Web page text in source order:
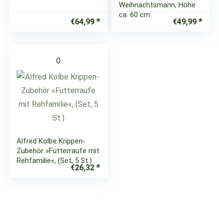
€64,99
Weihnachtsmann, Höhe
ca. 60 cm
€49,99
0
Alfred Kolbe Krippen-
Zubehör »Futterraufe mit
Rehfamilie«, (Set, 5 St.)
€26,32